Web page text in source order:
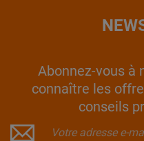
Abonnez-vous à
connaître les
conseils